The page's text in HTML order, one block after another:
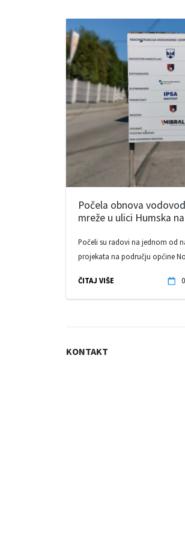
Počela obnova
mreže u ulici Humska
Počeli su radovi na jednom od
projekata na području općine
ČITAJ VIŠE
KONTAKT